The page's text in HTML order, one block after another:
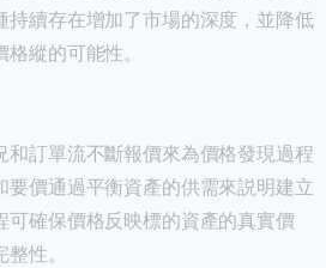
持續存在增加了市場的深度，並降低
縱的可能性。
和訂單流不斷報價來為價格發現過程
價通過平衡資產的供需來説明建立
可確保價格反映標的資產的真實價
性。